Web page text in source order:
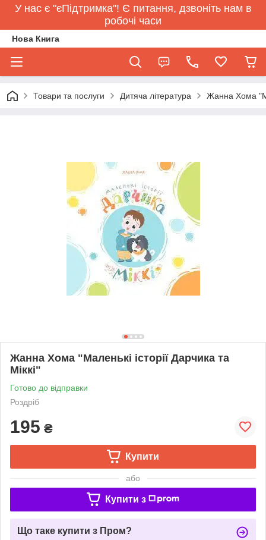
У нас є "єПідтримка"! Є питання, дзвоніть нам в
робочі часи
Нова Книга
Товари та послуги Дитяча література Жанна Хома
Жанна Хома "Маленькі історії Дарчика та
Міккі"
Готово до відправки
Роздріб
195 ₴
Купити
або
Купити з
Що таке купити з Пром?